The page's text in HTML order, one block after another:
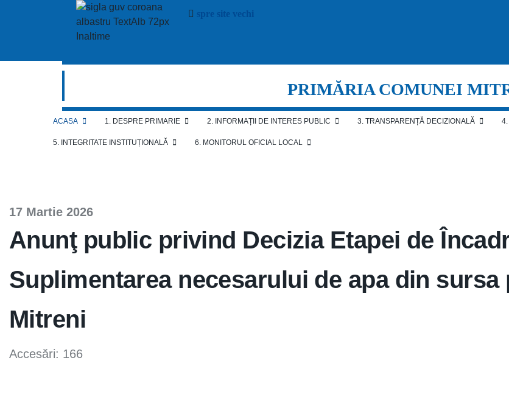
spre site vechi
PRIMĂRIA COMUNEI
ACASA 1. DESPRE PRIMARIE 2. INFORMAȚII DE INTERES PUBLIC 3. TRANSPARENȚĂ DECIZIONALĂ
5. INTEGRITATE INSTITUȚIONALĂ 6. MONITORUL OFICIAL LOCAL
Anunţ public privind Decizia Etapei de
Suplimentarea necesarului de apa din
Mitreni
17 Martie 2026
Accesări: 166